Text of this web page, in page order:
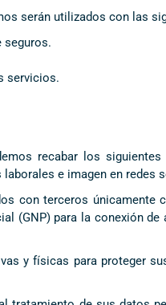
serán utilizados con las
seguros.
servicios.
recabar los
e imagen en redes
con terceros
(GNP) para la conexión
y físicas para proteger